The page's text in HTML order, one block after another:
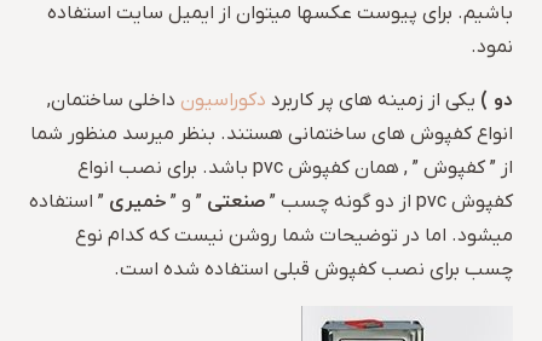
باشیم. برای پیوست عکسها میتوان از ایمیل سایت استفاده
نمود.
دو ) یکی از زمینه های پر کاربرد دکوراسیون داخلی ساختمان,
انواع کفپوش های ساختمانی هستند. بنظر میرسد منظور شما
از ” کفپوش ” , همان کفپوش pvc باشد. برای نصب انواع
کفپوش pvc از دو گونه چسب ”
صنعتی ” و ” خمیری ” استفاده
میشود. اما در توضیحات شما روشن نیست که کدام نوع
چسب برای نصب کفپوش قبلی استفاده شده است.